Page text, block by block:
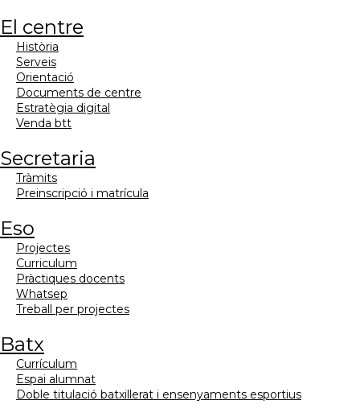
el centre
història
serveis
orientació
documents de centre
estratègia digital
venda btt
secretaria
tràmits
preinscripció i matrícula
eso
projectes
curriculum
pràctiques docents
whatsep
treball per projectes
batx
currículum
espai alumnat
doble titulació batxillerat i ensenyaments esportius